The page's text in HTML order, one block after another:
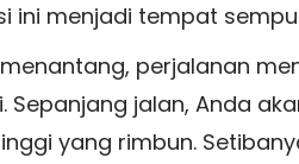
ini menjadi tempat
perjalanan
Sepanjang jalan, Anda
yang rimbun.